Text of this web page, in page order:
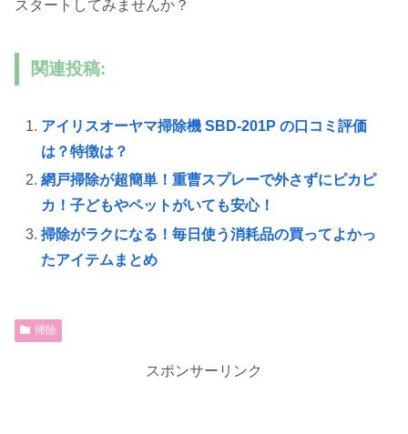
スタートしてみませんか？
関連投稿:
アイリスオーヤマ掃除機 SBD-201P の口コミ評価
は？特徴は？
網戸掃除が超簡単！重曹スプレーで外さずにピカピ
カ！子どもやペットがいても安心！
掃除がラクになる！毎日使う消耗品の買ってよかっ
たアイテムまとめ
掃除
スポンサーリンク